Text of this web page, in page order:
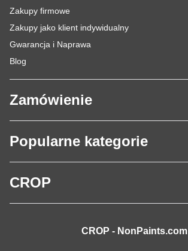
Zakupy firmowe
Zakupy jako klient indywidualny
Gwarancja i Naprawa
Blog
Zamówienie
Popularne kategorie
CROP
CROP - NonPaints.com